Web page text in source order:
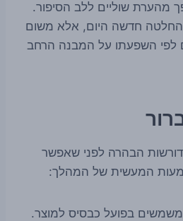
מהערת שוליים ללב הסיפור.
חדשה היום, אלא משום
לפי השפעתו על המבנה הרחב
דורשות הבהרה לפני שאפשר
המעשית של המהלך:
משמשים בפועל כבסיס למוצר.